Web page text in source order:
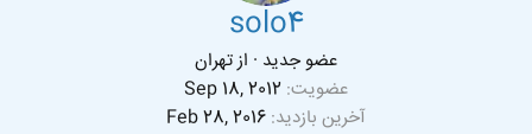
solo4
عضو جدید · ازتهران
عضویت Sep 18, 2012
آخرین بازدید Feb 28, 2016